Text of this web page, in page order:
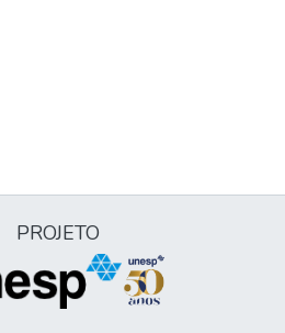
PROJETO